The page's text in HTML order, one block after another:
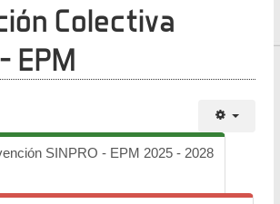
Colectiva
EPM
SINPRO - EPM 2025 - 2028